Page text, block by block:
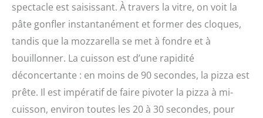
spectacle est saisissant. À travers la vitre, on voit la
pâte gonfler instantanément et former des cloques,
tandis que la mozzarella se met à fondre et à
bouillonner. La cuisson est d’une rapidité
déconcertante : en moins de 90 secondes, la pizza est
prête. Il est impératif de faire pivoter la pizza à mi-
cuisson, environ toutes les 20 à 30 secondes, pour